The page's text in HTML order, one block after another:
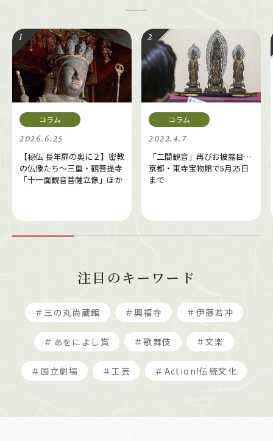
2026.6.25
【秘仏 長年扉の奥に２】密教
の仏像たち～三重・観菩提寺
「十一面観音菩薩立像」ほか
2022.4.7
「二間観音」再びお披露目…
京都・東寺宝物館で5月25日
まで
注目のキーワード
＃三の丸尚蔵館 ＃興福寺 ＃伊藤若冲
＃あをによし賞 ＃歌舞伎 ＃文楽
＃国立劇場 ＃工芸 ＃Action!伝統文化